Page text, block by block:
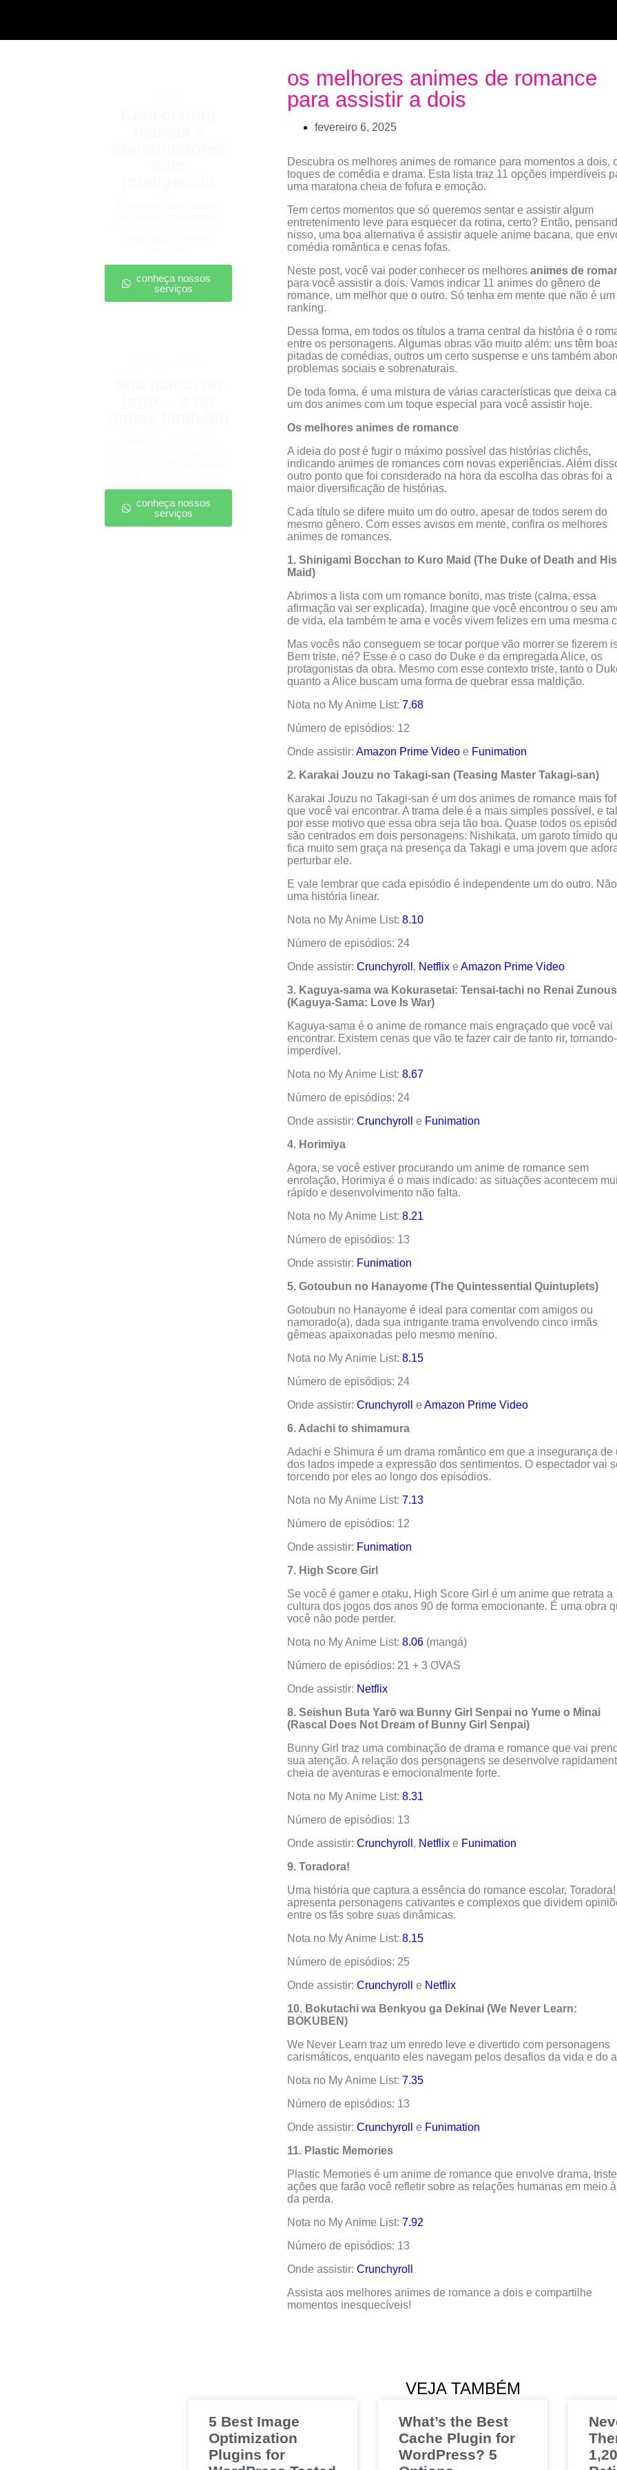
conheça nossos
serviços
conheça nossos
serviços
os melhores animes de romance
para assistir a dois
fevereiro 6, 2025
Descubra os melhores animes de romance para momentos a dois,
toques de comédia e drama. Esta lista traz 11 opções imperdíveis
uma maratona cheia de fofura e emoção.
Tem certos momentos que só queremos sentar e assistir algum
entretenimento leve para esquecer da rotina, certo? Então,
nisso, uma boa alternativa é assistir aquele anime bacana, que
comédia romântica e cenas fofas.
Neste post, você vai poder conhecer os melhores animes de
para você assistir a dois. Vamos indicar 11 animes do gênero de
romance, um melhor que o outro. Só tenha em mente que não é um
ranking.
Dessa forma, em todos os títulos a trama central da história é o
entre os personagens. Algumas obras vão muito além: uns têm
pitadas de comédias, outros um certo suspense e uns também
problemas sociais e sobrenaturais.
De toda forma, é uma mistura de várias características que deixa
um dos animes com um toque especial para você assistir hoje.
Os melhores animes de romance
A ideia do post é fugir o máximo possível das histórias clichês,
indicando animes de romances com novas experiências. Além
outro ponto que foi considerado na hora da escolha das obras foi a
maior diversificação de histórias.
Cada título se difere muito um do outro, apesar de todos serem do
mesmo gênero. Com esses avisos em mente, confira os melhores
animes de romances.
1. Shinigami Bocchan to Kuro Maid (The Duke of Death and His
Maid)
Abrimos a lista com um romance bonito, mas triste (calma, essa
afirmação vai ser explicada). Imagine que você encontrou o seu
de vida, ela também te ama e vocês vivem felizes em uma mesma
Mas vocês não conseguem se tocar porque vão morrer se fizerem
Bem triste, né? Esse é o caso do Duke e da empregada Alice, os
protagonistas da obra. Mesmo com esse contexto triste, tanto o
quanto a Alice buscam uma forma de quebrar essa maldição.
Nota no My Anime List: 7.68
Número de episódios: 12
Onde assistir: Amazon Prime Video e Funimation
2. Karakai Jouzu no Takagi-san (Teasing Master Takagi-san)
Karakai Jouzu no Takagi-san é um dos animes de romance mais
que você vai encontrar. A trama dele é a mais simples possível, e
por esse motivo que essa obra seja tão boa. Quase todos os
são centrados em dois personagens: Nishikata, um garoto tímido
fica muito sem graça na presença da Takagi e uma jovem que
perturbar ele.
E vale lembrar que cada episódio é independente um do outro.
uma história linear.
Nota no My Anime List: 8.10
Número de episódios: 24
Onde assistir: Crunchyroll , Netflix e Amazon Prime Video
3. Kaguya-sama wa Kokurasetai: Tensai-tachi no Renai
(Kaguya-Sama: Love Is War)
Kaguya-sama é o anime de romance mais engraçado que você vai
encontrar. Existem cenas que vão te fazer cair de tanto rir,
imperdível.
Nota no My Anime List: 8.67
Número de episódios: 24
Onde assistir: Crunchyroll e Funimation
4. Horimiya
Agora, se você estiver procurando um anime de romance sem
enrolação, Horimiya é o mais indicado: as situações acontecem
rápido e desenvolvimento não falta.
Nota no My Anime List: 8.21
Número de episódios: 13
Onde assistir: Funimation
5. Gotoubun no Hanayome (The Quintessential Quintuplets)
Gotoubun no Hanayome é ideal para comentar com amigos ou
namorado(a), dada sua intrigante trama envolvendo cinco irmãs
gêmeas apaixonadas pelo mesmo menino.
Nota no My Anime List: 8.15
Número de episódios: 24
Onde assistir: Crunchyroll e Amazon Prime Video
6. Adachi to shimamura
Adachi e Shimura é um drama romântico em que a insegurança de
dos lados impede a expressão dos sentimentos. O espectador vai
torcendo por eles ao longo dos episódios.
Nota no My Anime List: 7.13
Número de episódios: 12
Onde assistir: Funimation
7. High Score Girl
Se você é gamer e otaku, High Score Girl é um anime que retrata a
cultura dos jogos dos anos 90 de forma emocionante. É uma obra
você não pode perder.
Nota no My Anime List: 8.06 (mangá)
Número de episódios: 21 + 3 OVAS
Onde assistir: Netflix
8. Seishun Buta Yarō wa Bunny Girl Senpai no Yume o Minai
(Rascal Does Not Dream of Bunny Girl Senpai)
Bunny Girl traz uma combinação de drama e romance que vai
sua atenção. A relação dos personagens se desenvolve
cheia de aventuras e emocionalmente forte.
Nota no My Anime List: 8.31
Número de episódios: 13
Onde assistir: Crunchyroll , Netflix e Funimation
9. Toradora!
Uma história que captura a essência do romance escolar, Toradora!
apresenta personagens cativantes e complexos que dividem
entre os fãs sobre suas dinâmicas.
Nota no My Anime List: 8.15
Número de episódios: 25
Onde assistir: Crunchyroll e Netflix
10. Bokutachi wa Benkyou ga Dekinai (We Never Learn:
BOKUBEN)
We Never Learn traz um enredo leve e divertido com personagens
carismáticos, enquanto eles navegam pelos desafios da vida e do
Nota no My Anime List: 7.35
Número de episódios: 13
Onde assistir: Crunchyroll e Funimation
11. Plastic Memories
Plastic Memories é um anime de romance que envolve drama,
ações que farão você refletir sobre as relações humanas em meio
da perda.
Nota no My Anime List: 7.92
Número de episódios: 13
Onde assistir: Crunchyroll
Assista aos melhores animes de romance a dois e compartilhe
momentos inesquecíveis!
VEJA TAMBÉM
5 Best Image
Optimization
Plugins for
What’s the Best
Cache Plugin for
WordPress? 5